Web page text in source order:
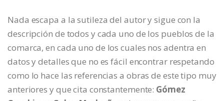
Nada escapa a la sutileza del autor y sigue con la
descripción de todos y cada uno de los pueblos de la
comarca, en cada uno de los cuales nos adentra en
datos y detalles que no es fácil encontrar respetando
como lo hace las referencias a obras de este tipo muy
anteriores y que cita constantemente: Gómez